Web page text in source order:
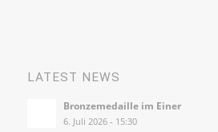
LATEST NEWS
Bronzemedaille im Einer
6. Juli 2026 - 15:30